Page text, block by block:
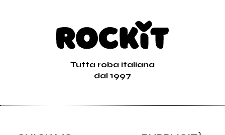
Tutta roba italiana
dal 1997